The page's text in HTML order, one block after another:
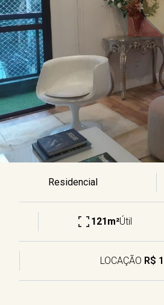
Residencial
121m²Útil
LOCAÇÃO R$